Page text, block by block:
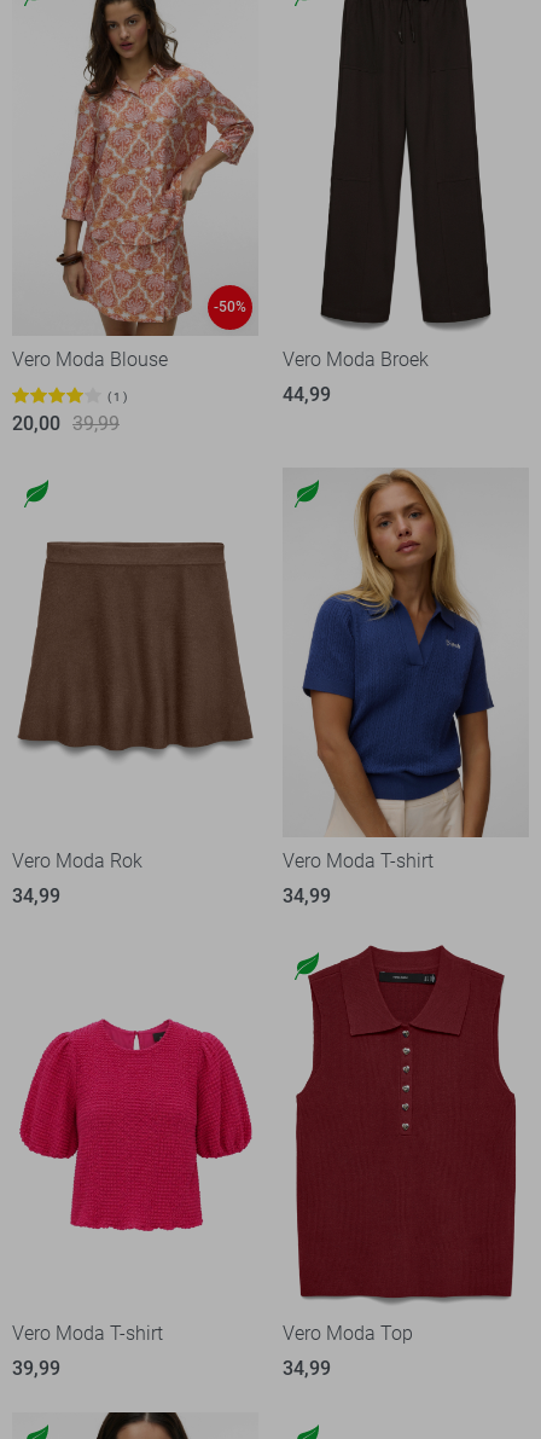
-50%
Vero Moda Blouse
1
20,00 39,99
Vero Moda Broek
44,99
Vero Moda Rok
34,99
Vero Moda T-shirt
34,99
Vero Moda T-shirt
39,99
Vero Moda Top
34,99